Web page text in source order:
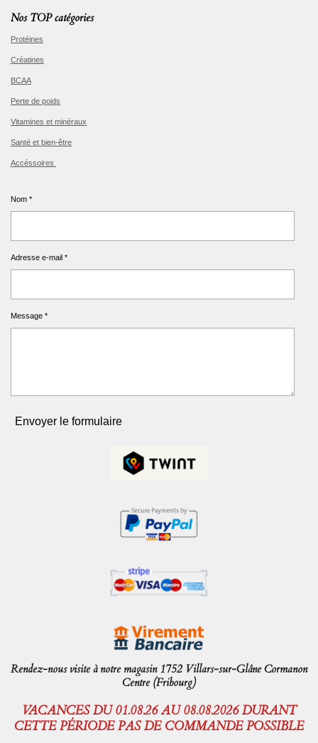
Nos TOP catégories
Protéines
Créatines
BCAA
Perte de poids
Vitamines et minéraux
Santé et bien-être
Accéssoires
Nom *
Adresse e-mail *
Message *
Envoyer le formulaire
Rendez-nous visite à notre magasin 1752 Villars-sur-Glâne Cormanon
Centre (Fribourg)
VACANCES DU 01.08.26 AU 08.08.2026 DURANT
CETTE PÉRIODE PAS DE COMMANDE POSSIBLE